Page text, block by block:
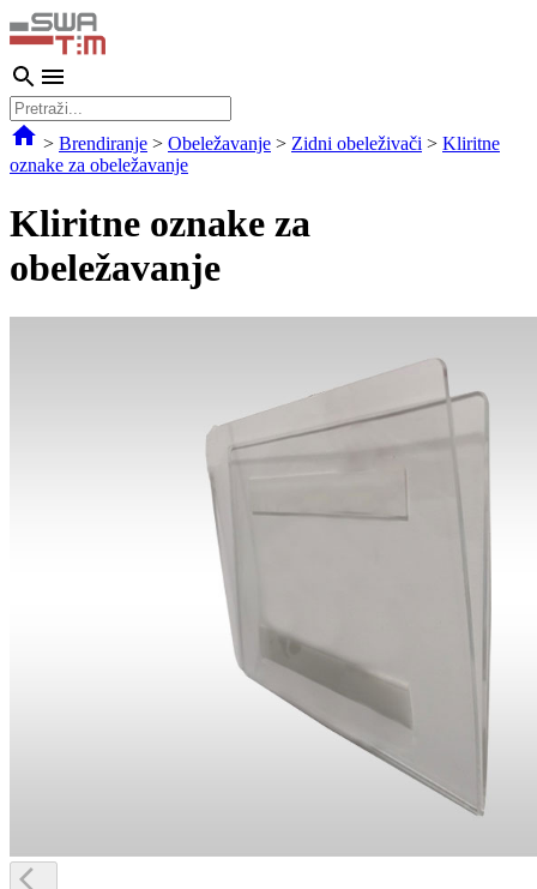
> Brendiranje > Obeležavanje > Zidni obeleživači > Kliritne
oznake za obeležavanje
Kliritne oznake za
obeležavanje